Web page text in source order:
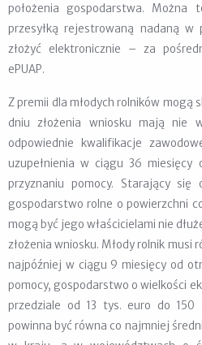
położenia gospodarstwa. Można
przesyłką rejestrowaną nadaną w
złożyć elektronicznie – za
ePUAP.
Z premii dla młodych rolników mogą
dniu złożenia wniosku mają nie
odpowiednie kwalifikacje
uzupełnienia w ciągu 36 miesięcy
przyznaniu pomocy. Starający
gospodarstwo rolne o powierzchni
mogą być jego właścicielami nie
złożenia wniosku. Młody rolnik musi
najpóźniej w ciągu 9 miesięcy od
pomocy, gospodarstwo o wielkości
przedziale od 13 tys. euro do 150
powinna być równa co najmniej